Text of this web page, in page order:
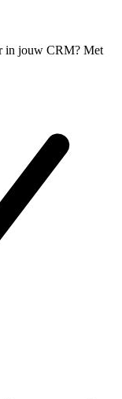
in jouw CRM? Met